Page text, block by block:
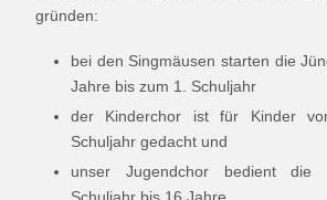
gründen:
bei den Singmäusen starten die
Jahre bis zum 1. Schuljahr
der Kinderchor ist für Kinder
Schuljahr gedacht und
unser Jugendchor bedient die
Schuljahr bis 16 Jahre.